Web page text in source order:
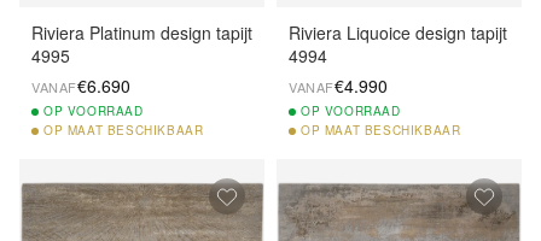
Riviera Platinum design tapijt
4995
VANAF€6.690
OP VOORRAAD
OP MAAT BESCHIKBAAR
Riviera Liquoice design tapijt
4994
VANAF€4.990
OP VOORRAAD
OP MAAT BESCHIKBAAR